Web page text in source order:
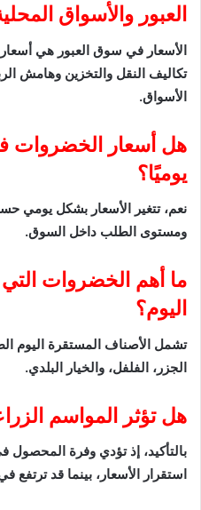
العبور والأسواق
الأسعار في سوق العبور هي أسعار
تكاليف النقل والتخزين وهامش
الأسواق.
هل أسعار الخضروات
يوميًا؟
نعم، تتغير الأسعار بشكل
ومستوى الطلب داخل السوق.
ما أهم الخضروات
اليوم؟
تشمل الأصناف المستقرة اليوم
الجزر، الفلفل، والخيار البلدي.
هل تؤثر المواسم
بالتأكيد، إذ تؤدي وفرة المحصول
استقرار الأسعار، بينما قد